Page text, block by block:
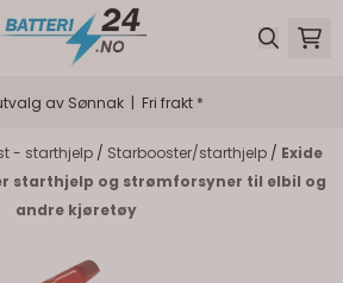
av Sønnak | Fri frakt *
- starthjelp / Starbooster/starthjelp / Exide
starthjelp og strømforsyner til elbil og
andre kjøretøy